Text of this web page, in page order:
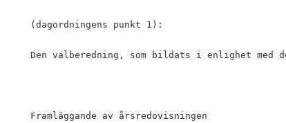
(dagordningens punkt 1):
Den valberedning, som bildats i enlighet med
Framläggande av årsredovisningen